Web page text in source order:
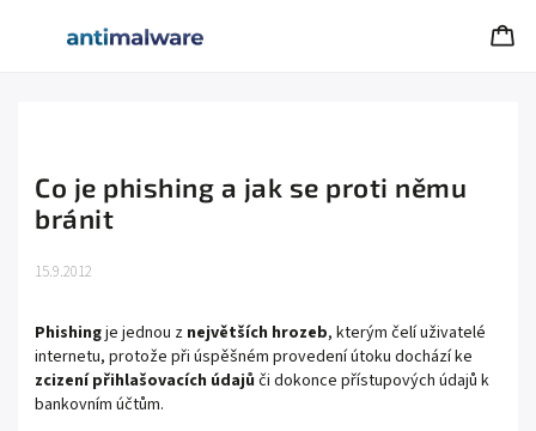
Co je phishing a jak se proti němu
bránit
15.9.2012
Phishingje jednou z největších hrozeb, kterým čelí uživatelé
internetu, protože při úspěšném provedení útoku dochází ke
zcizení přihlašovacích údajů či dokonce přístupových údajů k
bankovním účtům.